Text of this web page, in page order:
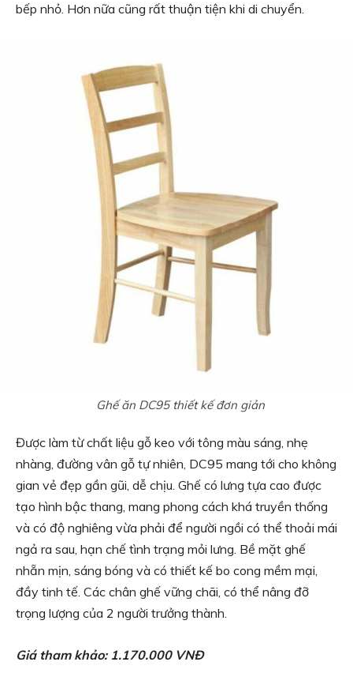
bếp nhỏ. Hơn nữa cũng rất thuận tiện khi di chuyển.
Ghế ăn DC95 thiết kế đơn giản
Được làm từ chất liệu gỗ keo với tông màu sáng, nhẹ
nhàng, đường vân gỗ tự nhiên, DC95 mang tới cho không
gian vẻ đẹp gần gũi, dễ chịu. Ghế có lưng tựa cao được
tạo hình bậc thang, mang phong cách khá truyền thống
và có độ nghiêng vừa phải để người ngồi có thể thoải mái
ngả ra sau, hạn chế tình trạng mỏi lưng. Bề mặt ghế
nhẵn mịn, sáng bóng và có thiết kế bo cong mềm mại,
đầy tinh tế. Các chân ghế vững chãi, có thể nâng đỡ
trọng lượng của 2 người trưởng thành.
Giá tham khảo: 1.170.000 VNĐ